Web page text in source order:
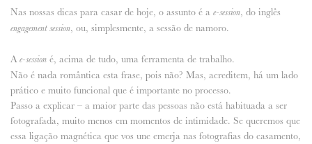
FORNECEDORES RECOMENDADOS
ANUNCIE CONNOSCO
Nas nossas dicas para casar de hoje, o assunto é a e-session, do inglês
engagement session, ou, simplesmente, a sessão de namoro.
A e-session é, acima de tudo, uma ferramenta de trabalho.
Não é nada romântica esta frase, pois não? Mas, acreditem, há um lado
prático e muito funcional que é importante no processo.
Passo a explicar – a maior parte das pessoas não está habituada a ser
fotografada, muito menos em momentos de intimidade. Se queremos que
essa ligação magnética que vos une emerja nas fotografias do casamento,